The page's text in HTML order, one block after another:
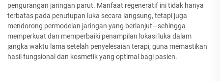
pengurangan jaringan parut. Manfaat regeneratif ini tidak hanya
terbatas pada penutupan luka secara langsung, tetapi juga
mendorong permodelan jaringan yang berlanjut—sehingga
memperkuat dan memperbaiki penampilan lokasi luka dalam
jangka waktu lama setelah penyelesaian terapi, guna memastikan
hasil fungsional dan kosmetik yang optimal bagi pasien.